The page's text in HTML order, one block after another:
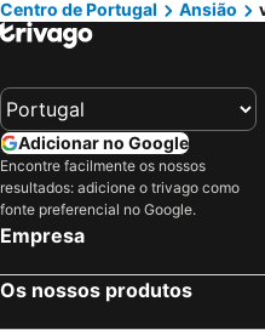
Centro de Portugal
Ansião
Adicionar no Google
Encontre facilmente os nossos
resultados: adicione o trivago como
fonte preferencial no Google.
Empresa
Os nossos produtos